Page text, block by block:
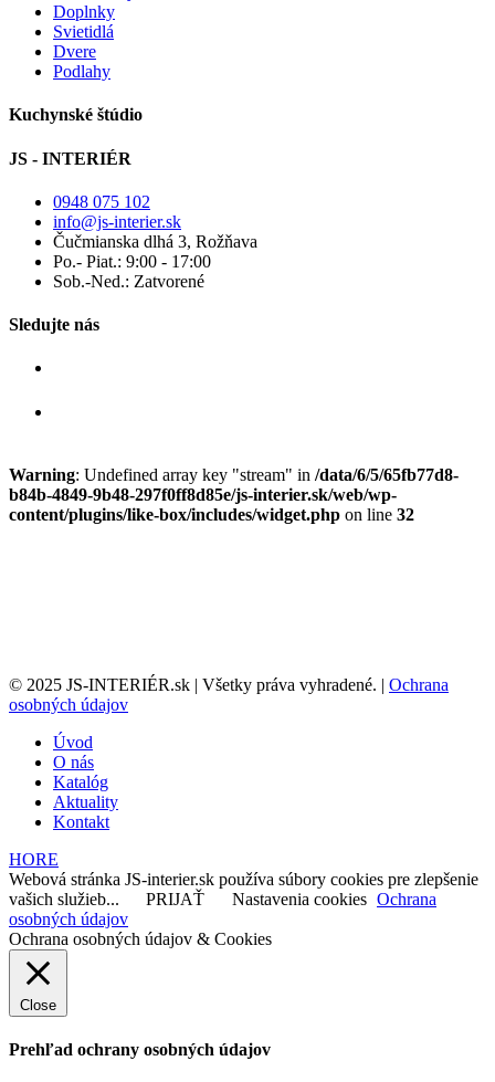
Doplnky
Svietidlá
Dvere
Podlahy
Kuchynské štúdio
JS - INTERIÉR
0948 075 102
info@js-interier.sk
Čučmianska dlhá 3, Rožňava
Po.- Piat.: 9:00 - 17:00
Sob.-Ned.: Zatvorené
Sledujte nás
Warning: Undefined array key "stream" in /data/6/5/65fb77d8-
b84b-4849-9b48-297f0ff8d85e/js-interier.sk/web/wp-
content/plugins/like-box/includes/widget.php on line 32
© 2025 JS-INTERIÉR.sk | Všetky práva vyhradené. | Ochrana
osobných údajov
Úvod
O nás
Katalóg
Aktuality
Kontakt
HORE
Webová stránka JS-interier.sk používa súbory cookies pre zlepšenie
vašich služieb...
PRIJAŤ Nastavenia cookies Ochrana
osobných údajov
Ochrana osobných údajov & Cookies
Close
Prehľad ochrany osobných údajov